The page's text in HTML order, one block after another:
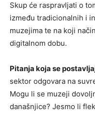
Skup će raspravljati o
između tradicionalnih i
muzejima te na koji
digitalnom dobu.
Pitanja koja se
sektor odgovara na
Mogu li se muzeji
današnjice? Jesmo li